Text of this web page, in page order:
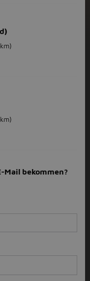
Mail bekommen?